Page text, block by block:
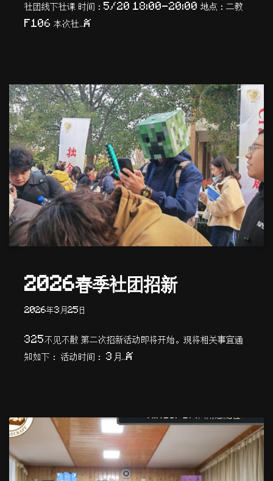
社团线下社课 时间：5/20 18:00-20:00 地点：二教
F106 本次社…
2026春季社团招新
2026年3月25日
325不见不散 第二次招新活动即将开始。现将相关事宜通
知如下： 活动时间： 3月…